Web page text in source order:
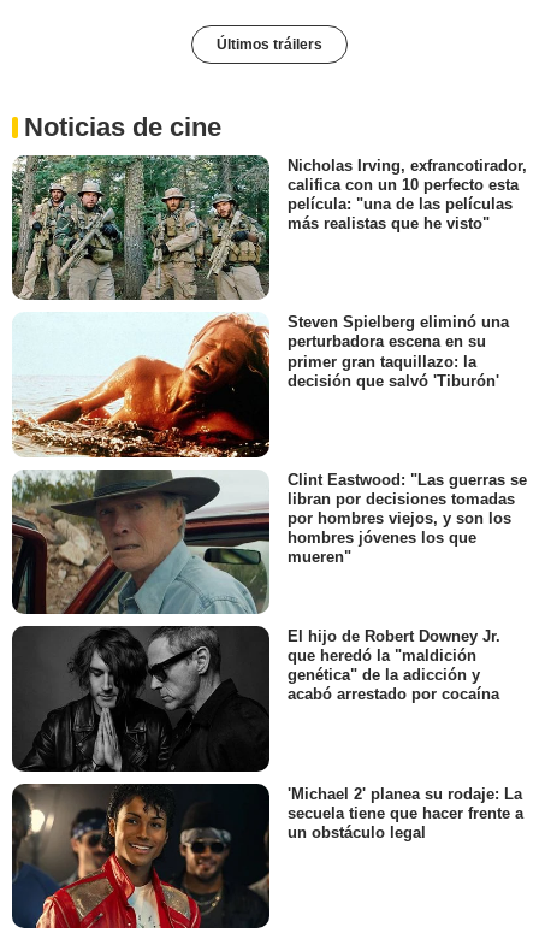
Últimos tráilers
Noticias de cine
Nicholas Irving, exfrancotirador,
califica con un 10 perfecto esta
película: "una de las películas
más realistas que he visto"
Steven Spielberg eliminó una
perturbadora escena en su
primer gran taquillazo: la
decisión que salvó 'Tiburón'
Clint Eastwood: "Las guerras se
libran por decisiones tomadas
por hombres viejos, y son los
hombres jóvenes los que
mueren"
El hijo de Robert Downey Jr.
que heredó la "maldición
genética" de la adicción y
acabó arrestado por cocaína
'Michael 2' planea su rodaje: La
secuela tiene que hacer frente a
un obstáculo legal